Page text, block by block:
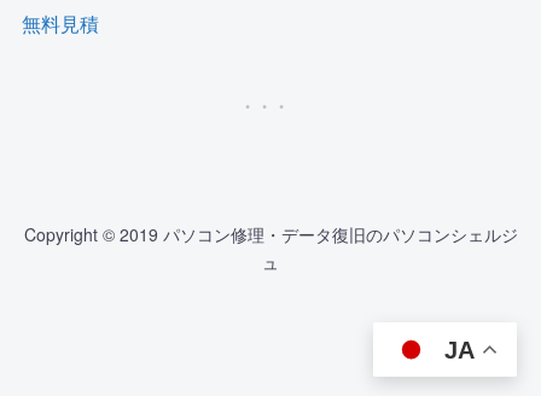
無料見積
Copyright © 2019 パソコン修理・データ復旧のパソコンシェルジ
ュ
JA